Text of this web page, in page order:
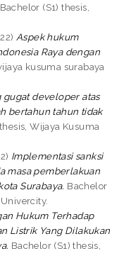
Bachelor (S1) thesis,
Aspek hukum
Raya dengan
kusuma surabaya
gugat developer atas
bertahun tahun tidak
Wijaya Kusuma
Implementasi sanksi
masa pemberlakuan
Surabaya. Bachelor
Hukum Terhadap
Listrik Yang Dilakukan
Bachelor (S1) thesis,